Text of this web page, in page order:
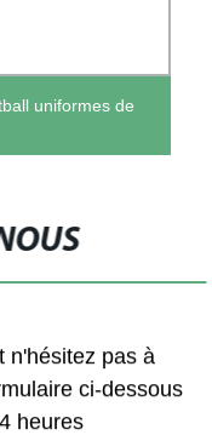
uniformes de
n'hésitez pas à
ci-dessous
heures